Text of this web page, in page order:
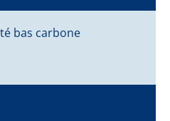
bas carbone